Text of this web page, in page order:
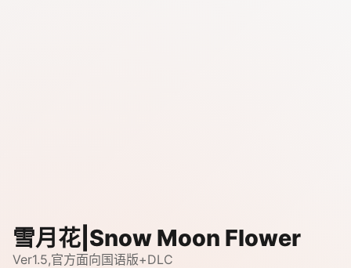
雪月花|Snow Moon Flower
Ver1.5,官方面向国语版+DLC